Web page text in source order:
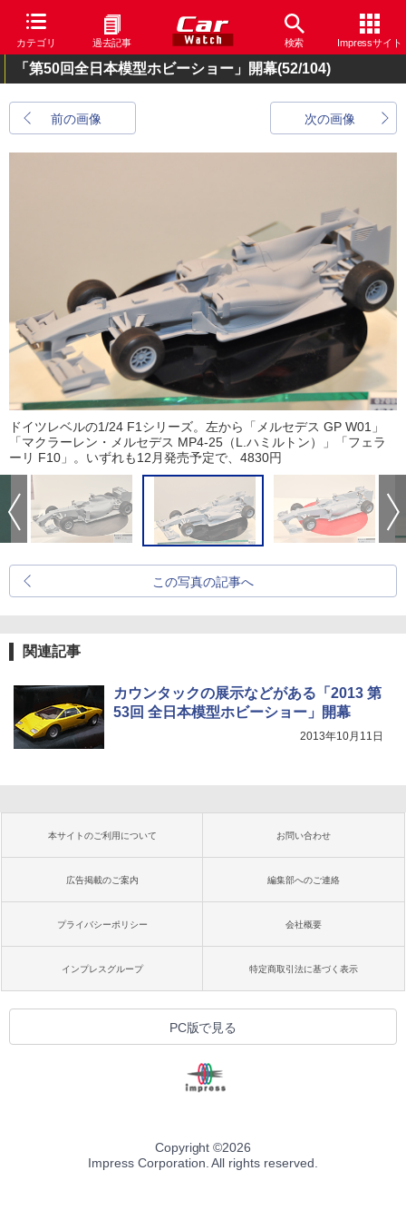
カテゴリ 過去記事 検索 Impressサイト
「第50回全日本模型ホビーショー」開幕(52/104)
前の画像 次の画像
ドイツレベルの1/24 F1シリーズ。左から「メルセデス GP W01」
「マクラーレン・メルセデス MP4-25（L.ハミルトン）」「フェラ
ーリ F10」。いずれも12月発売予定で、4830円
この写真の記事へ
関連記事
カウンタックの展示などがある「2013 第
53回 全日本模型ホビーショー」開幕
2013年10月11日
本サイトのご利用について お問い合わせ
広告掲載のご案内 編集部へのご連絡
プライバシーポリシー 会社概要
インプレスグループ 特定商取引法に基づく表示
PC版で見る
Copyright ©2026
Impress Corporation. All rights reserved.